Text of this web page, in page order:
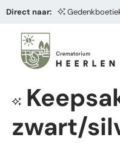
Direct naar:
zwart/